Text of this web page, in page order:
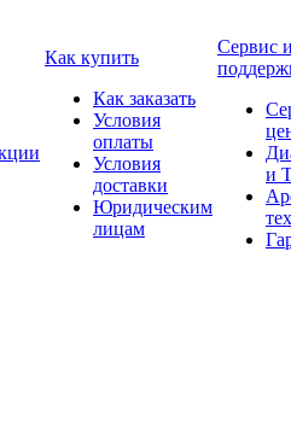
Как купить
Как заказать
Условия
оплаты
Условия
доставки
Юридическим
лицам
Сервис
и